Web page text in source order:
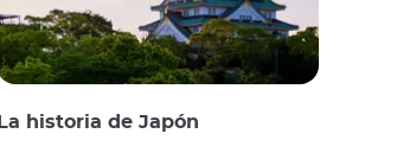
La historia de Japón